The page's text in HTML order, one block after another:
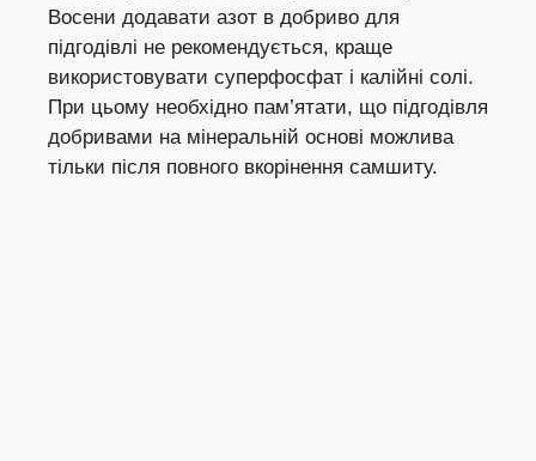
Восени додавати азот в добриво для
підгодівлі не рекомендується, краще
використовувати суперфосфат і калійні солі.
При цьому необхідно пам’ятати, що підгодівля
добривами на мінеральній основі можлива
тільки після повного вкорінення самшиту.